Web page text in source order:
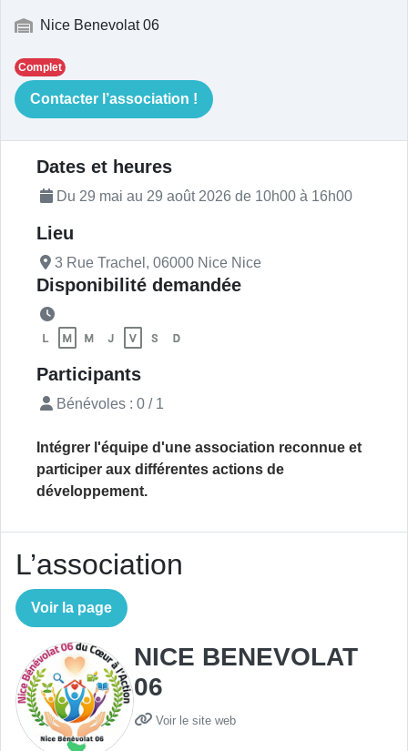
Nice Benevolat 06
Complet
Contacter l’association !
Description de l'actualité
Intégrer l'équipe d'une association reconnue et
participer aux différentes actions de
développement.
Dates et heures
Du 29 mai au 29 août 2026 de 10h00 à 16h00
Lieu
3 Rue Trachel, 06000 Nice Nice
Disponibilité demandée
Participants
Bénévoles : 0 / 1
L’association
Voir la page
NICE BENEVOLAT
06
Voir le site web